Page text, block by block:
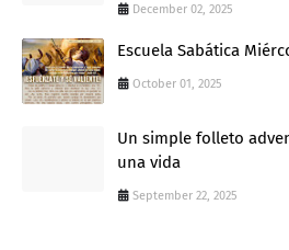
December 02, 2025
Escuela Sabática
October 01, 2025
Un simple folleto
una vida
September 22, 2025